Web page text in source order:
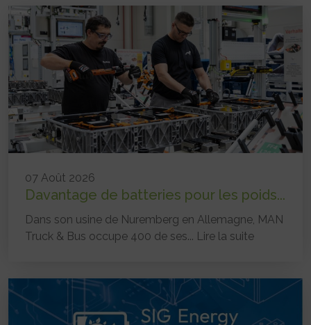
07 Août 2026
Davantage de batteries pour les poids...
Dans son usine de Nuremberg en Allemagne, MAN
Truck & Bus occupe 400 de ses... Lire la suite